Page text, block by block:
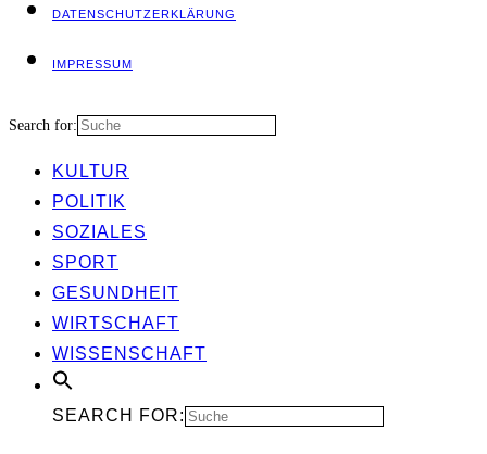
DATEN­SCHUTZ­ER­KLÄ­RUNG
IMPRES­SUM
Search for:
KUL­TUR
POLI­TIK
SOZIA­LES
SPORT
GESUND­HEIT
WIRT­SCHAFT
WIS­SEN­SCHAFT
SEARCH FOR: